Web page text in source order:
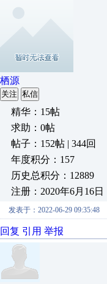
栖源
关注 私信
精华：15帖
求助：0帖
帖子：152帖 | 344回
年度积分：157
历史总积分：12889
注册：2020年6月16日
发表于：2022-06-29 09:35:48
回复 引用 举报